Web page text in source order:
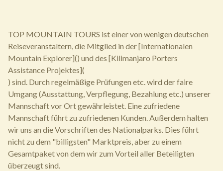
TOP MOUNTAIN TOURS ist einer von wenigen deutschen
Reiseveranstaltern, die Mitglied in der [Internationalen
Mountain Explorer]() und des [Kilimanjaro Porters
Assistance Projektes](
) sind. Durch regelmäßige Prüfungen etc. wird der faire
Umgang (Ausstattung, Verpflegung, Bezahlung etc.) unserer
Mannschaft vor Ort gewährleistet. Eine zufriedene
Mannschaft führt zu zufriedenen Kunden. Außerdem halten
wir uns an die Vorschriften des Nationalparks. Dies führt
nicht zu dem "billigsten" Marktpreis, aber zu einem
Gesamtpaket von dem wir zum Vorteil aller Beteiligten
überzeugt sind.